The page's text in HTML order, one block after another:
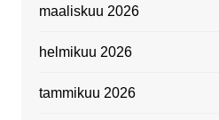
maaliskuu 2026
helmikuu 2026
tammikuu 2026